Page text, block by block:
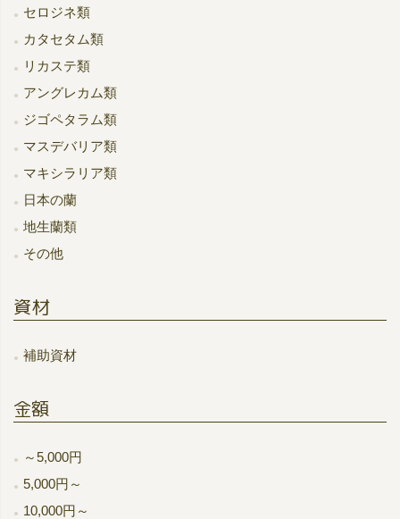
セロジネ類
カタセタム類
リカステ類
アングレカム類
ジゴペタラム類
マスデバリア類
マキシラリア類
日本の蘭
地生蘭類
その他
資材
補助資材
金額
～5,000円
5,000円～
10,000円～